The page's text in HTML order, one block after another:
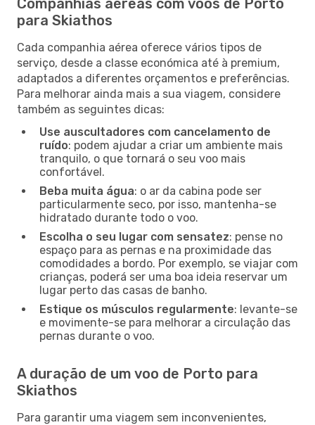
Companhias aéreas com voos de Porto
para Skiathos
Cada companhia aérea oferece vários tipos de
serviço, desde a classe económica até à premium,
adaptados a diferentes orçamentos e preferências.
Para melhorar ainda mais a sua viagem, considere
também as seguintes dicas:
Use auscultadores com cancelamento de
ruído: podem ajudar a criar um ambiente mais
tranquilo, o que tornará o seu voo mais
confortável.
Beba muita água: o ar da cabina pode ser
particularmente seco, por isso, mantenha-se
hidratado durante todo o voo.
Escolha o seu lugar com sensatez: pense no
espaço para as pernas e na proximidade das
comodidades a bordo. Por exemplo, se viajar com
crianças, poderá ser uma boa ideia reservar um
lugar perto das casas de banho.
Estique os músculos regularmente: levante-se
e movimente-se para melhorar a circulação das
pernas durante o voo.
A duração de um voo de Porto para
Skiathos
Para garantir uma viagem sem inconvenientes,